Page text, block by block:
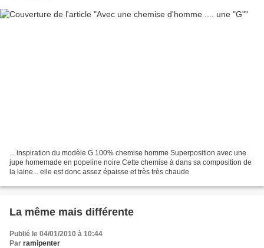
... inspiration du modèle G 100% chemise homme Superposition avec une
jupe homemade en popeline noire Cette chemise à dans sa composition de
la laine... elle est donc assez épaisse et très très chaude
La même mais différente
Publié le 04/01/2010 à 10:44
Par ramipenter